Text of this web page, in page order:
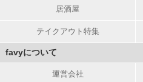
居酒屋
テイクアウト特集
favyについて
運営会社